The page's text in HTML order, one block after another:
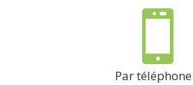

Par téléphone